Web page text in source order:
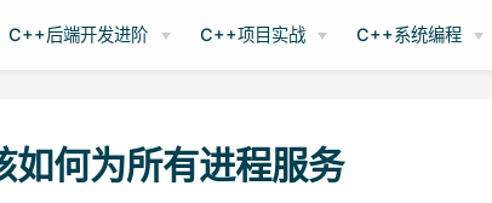
C++后端开发进阶 C++项目实战 C++系统编程
何为所有进程服务